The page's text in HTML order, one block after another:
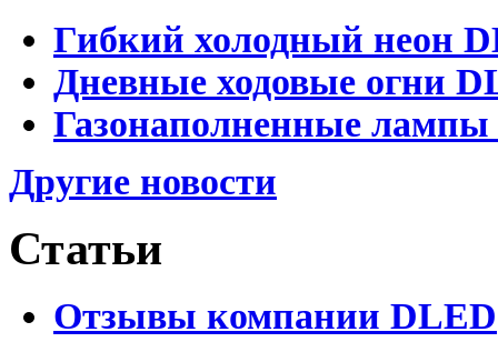
Гибкий холодный неон
Дневные ходовые огни
Газонаполненные лампы
Другие новости
Статьи
Отзывы компании DLED